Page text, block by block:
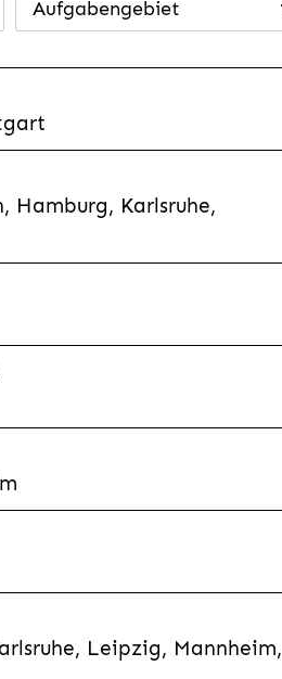
Aufgabengebiet
Hamburg, Karlsruhe,
Leipzig, Mannheim,